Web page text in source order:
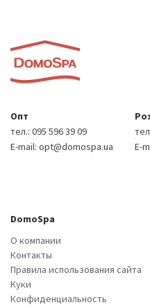
Опт
тел.: 095 596 39 09
E-mail: opt@domospa.ua
E-
DomoSpa
О компании
Контакты
Правила использования сайта
Куки
Конфиденциальность